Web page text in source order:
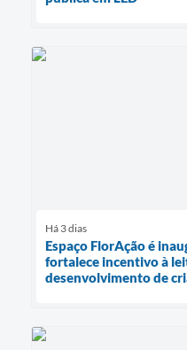
Há 3 dias
Espaço FlorAção é
fortalece incentivo à
desenvolvimento de